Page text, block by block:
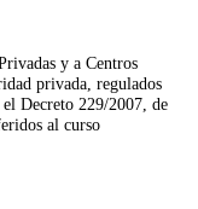
y a Centros
privada, regulados
Decreto 229/2007, de
al curso